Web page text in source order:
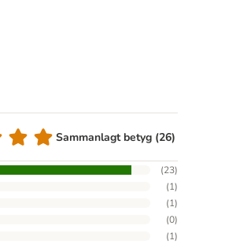
Sammanlagt betyg (26)
(23)
(1)
(1)
(0)
(1)